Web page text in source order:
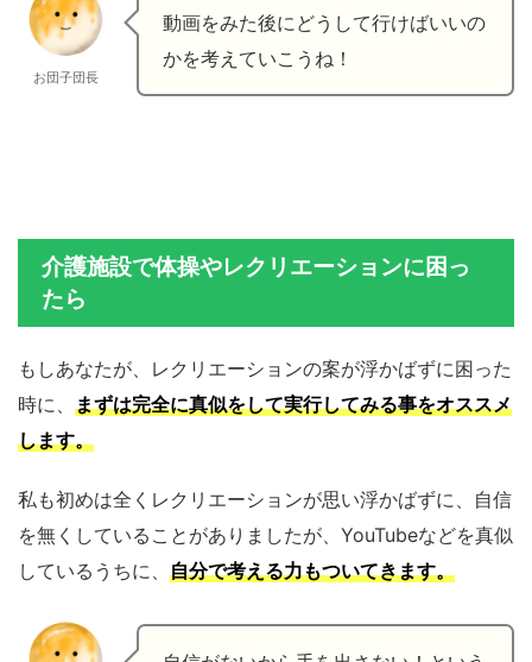
お団子団長
動画をみた後にどうして行けばいいの
かを考えていこうね！
介護施設で体操やレクリエーションに困っ
たら
もしあなたが、レクリエーションの案が浮かばずに困った
時に、 まずは完全に真似をして実行してみる事をオススメ
します。
私も初めは全くレクリエーションが思い浮かばずに、自信
を無くしていることがありましたが、YouTubeなどを真似
しているうちに、 自分で考える力もついてきます。